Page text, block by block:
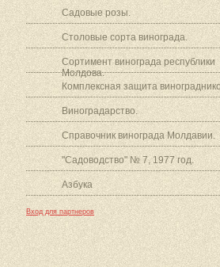
Садовые розы.
Столовые сорта винограда.
Сортимент винограда республики
Молдова.
Комплексная защита
Виноградарство.
Справочник винограда Молдавии.
"Садоводство" № 7, 1977 год.
Азбука
Вход для партнеров